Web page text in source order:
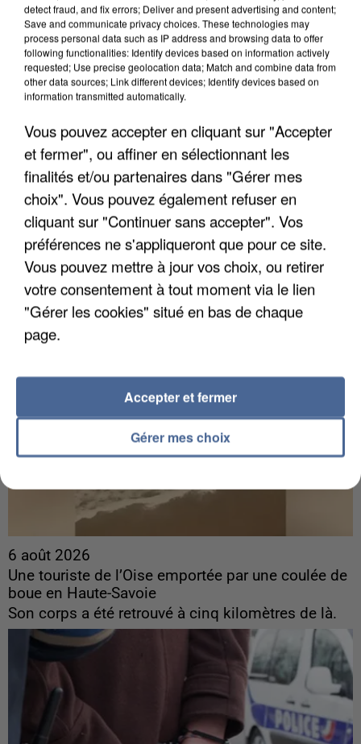
6 août 2026
Gabriel Attal et Raphaël Glucksmann visés par des
ingérences...
Sollicité, Sébastien Lecornu annonce un "travail
commun" avec les partis à la rentrée.
6 août 2026
Une touriste de l’Oise emportée par une coulée de
boue en Haute-Savoie
Son corps a été retrouvé à cinq kilomètres de là.
detect fraud, and fix errors; Deliver and present advertising and content;
Save and communicate privacy choices. These technologies may
process personal data such as IP address and browsing data to offer
following functionalities: Identify devices based on information actively
requested; Use precise geolocation data; Match and combine data from
other data sources; Link different devices; Identify devices based on
information transmitted automatically.
Vous pouvez accepter en cliquant sur "Accepter
et fermer", ou affiner en sélectionnant les
finalités et/ou partenaires dans "Gérer mes
choix". Vous pouvez également refuser en
cliquant sur "Continuer sans accepter". Vos
préférences ne s'appliqueront que pour ce site.
Vous pouvez mettre à jour vos choix, ou retirer
votre consentement à tout moment via le lien
"Gérer les cookies" situé en bas de chaque
page.
Gérer mes choix
Accepter et fermer